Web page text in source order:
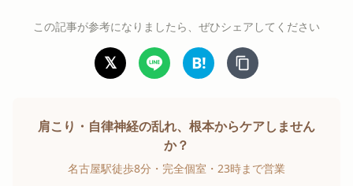
この記事が参考になりましたら、ぜひシェアしてください
𝕏 B!
肩こり・自律神経の乱れ、根本からケアしません
か？
名古屋駅徒歩8分・完全個室・23時まで営業